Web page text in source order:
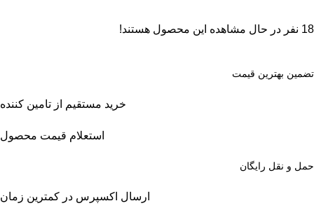
18 نفر در حال مشاهده این محصول هستند!
تضمین بهترین قیمت
خرید مستقیم از تامین کننده
استعلام قیمت محصول
حمل و نقل رایگان
ارسال اکسپرس در کمترین زمان